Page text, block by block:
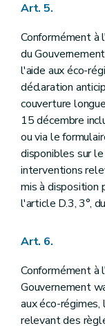
Art. 5.
Conformément à
du
l'aide aux éco-
déclaration
couverture
15 décembre
ou via le
disponibles sur
interventions
mis à disposition
l'article D.3, 3°,
Art. 6.
Conformément à
Gouvernement
aux éco-
relevant des